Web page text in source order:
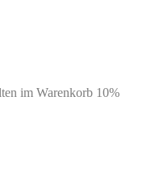
im Warenkorb 10%